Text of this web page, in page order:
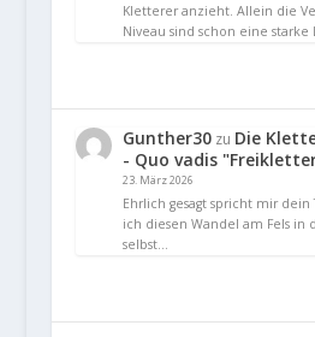
Kletterer anzieht. Allein die
Niveau sind schon eine starke
Gunther30zu Die
- Quo vadis
23. März 2026
Ehrlich gesagt spricht mir
ich diesen Wandel am Fels in
selbst…